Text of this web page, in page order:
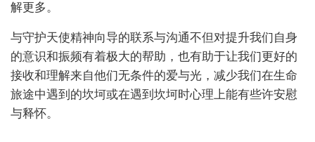
解更多。
与守护天使精神向导的联系与沟通不但对提升我们自身
的意识和振频有着极大的帮助，也有助于让我们更好的
接收和理解来自他们无条件的爱与光，减少我们在生命
旅途中遇到的坎坷或在遇到坎坷时心理上能有些许安慰
与释怀。